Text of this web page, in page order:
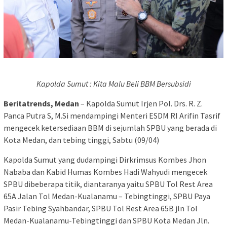
Kapolda Sumut : Kita Malu Beli BBM Bersubsidi
Beritatrends, Medan – Kapolda Sumut Irjen Pol. Drs. R. Z.
Panca Putra S, M.Si mendampingi Menteri ESDM RI Arifin Tasrif
mengecek ketersediaan BBM di sejumlah SPBU yang berada di
Kota Medan, dan tebing tinggi, Sabtu (09/04)
Kapolda Sumut yang dudampingi Dirkrimsus Kombes Jhon
Nababa dan Kabid Humas Kombes Hadi Wahyudi mengecek
SPBU dibeberapa titik, diantaranya yaitu SPBU Tol Rest Area
65A Jalan Tol Medan-Kualanamu – Tebingtinggi, SPBU Paya
Pasir Tebing Syahbandar, SPBU Tol Rest Area 65B jln Tol
Medan-Kualanamu-Tebingtinggi dan SPBU Kota Medan Jln.